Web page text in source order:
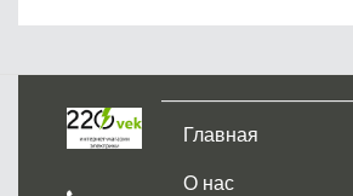
Главная
О нас